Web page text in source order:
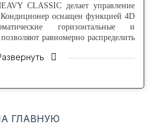
CLASSIC делает управление
оснащен функцией 4D
горизонтальные и
равномерно распределить
улучшения качества воздуха в
диапазон работы на обогрев до -10
ГЛАВНУЮ